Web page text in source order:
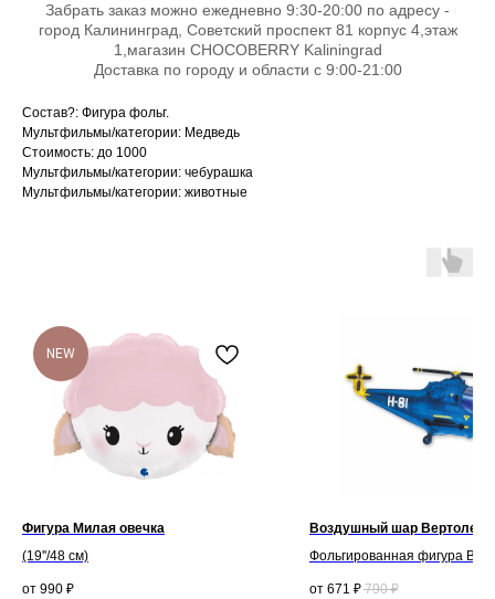
Забрать заказ можно ежедневно 9:30-20:00 по адресу -
город Калининград, Советский проспект 81 корпус 4,этаж
1,магазин CHOCOBERRY Kaliningrad
Доставка по городу и области с 9:00-21:00
Состав?: Фигура фольг.
Мультфильмы/категории: Медведь
Стоимость: до 1000
Мультфильмы/категории: чебурашка
Мультфильмы/категории: животные
NEW
Фигура Милая овечка
(19''/48 см)
990 ₽
Воздушный шар Вертолет
Фольгированная фигура
671 ₽ 790 ₽